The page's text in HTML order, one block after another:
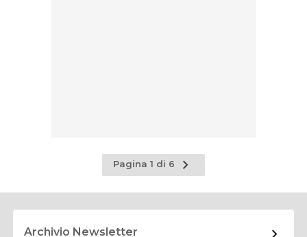
Pagina 1 di 6
Pagina
successiva
Archivio Newsletter